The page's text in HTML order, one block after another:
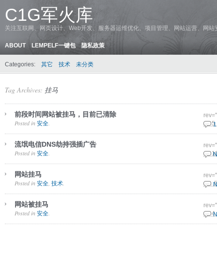
C1G军火库
关注互联网、网页设计、Web开发、服务器运维优化、项目管理、网站运营、网
ABOUT LEMPELF一键包 隐私政策
Categories: 其它 技术 未分类
Tag Archives: 挂马
前段时间网站被挂马，目前已清除
29 5
Posted in 安全
流氓电信DNS劫持强插广告
18
Posted in 安全
网站挂马
4 2
Posted in 安全 技术
网站被挂马
23 4
Posted in 安全